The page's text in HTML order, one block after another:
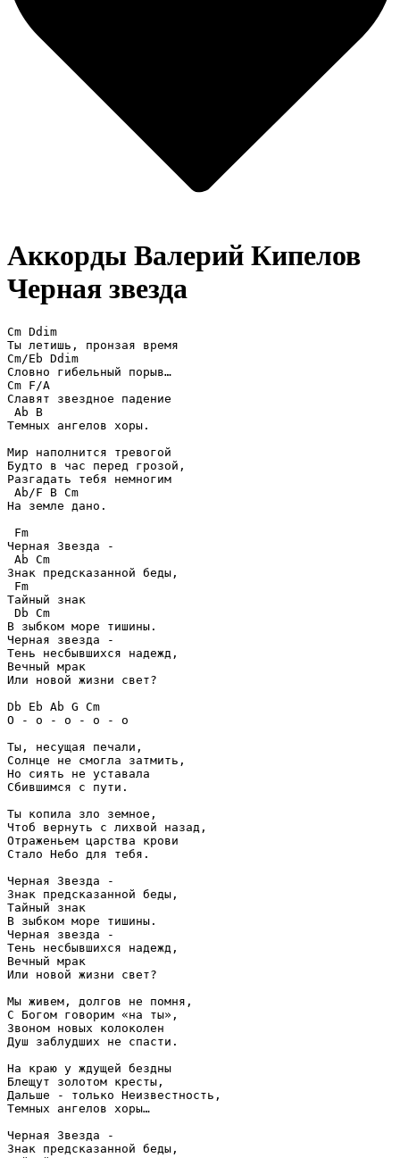
Аккорды Валерий Кипелов
Черная звезда
Cm Ddim
Ты летишь, пронзая время
Cm/Eb Ddim
Словно гибельный порыв…
Cm F/A
Славят звездное падение
Ab B
Темных ангелов хоры.
Мир наполнится тревогой
Будто в час перед грозой,
Разгадать тебя немногим
Ab/F B Cm
На земле дано.
Fm
Черная Звезда -
Ab Cm
Знак предсказанной беды,
Fm
Тайный знак
Db Cm
В зыбком море тишины.
Черная звезда -
Тень несбывшихся надежд,
Вечный мрак
Или новой жизни свет?
Db Eb Ab G Cm
О - о - о - о - о
Ты, несущая печали,
Солнце не смогла затмить,
Но сиять не уставала
Сбившимся с пути.
Ты копила зло земное,
Чтоб вернуть с лихвой назад,
Отраженьем царства крови
Стало Небо для тебя.
Черная Звезда -
Знак предсказанной беды,
Тайный знак
В зыбком море тишины.
Черная звезда -
Тень несбывшихся надежд,
Вечный мрак
Или новой жизни свет?
Мы живем, долгов не помня,
С Богом говорим «на ты»,
Звоном новых колоколен
Душ заблудших не спасти.
На краю у ждущей бездны
Блещут золотом кресты,
Дальше - только Неизвестность,
Темных ангелов хоры…
Черная Звезда -
Знак предсказанной беды,